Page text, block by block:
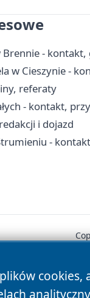
-
w Cieszynie -
referaty
- kontakt,
i dojazd
-
cookies,